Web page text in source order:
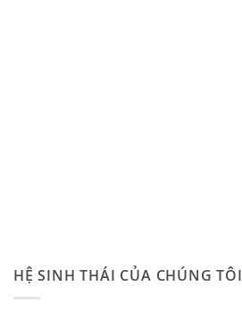
HỆ SINH THÁI CỦA CHÚNG TÔI